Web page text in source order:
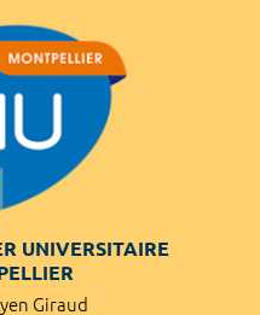
UNIVERSITAIRE
Giraud